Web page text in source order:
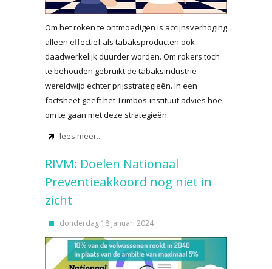
Om het roken te ontmoedigen is accijnsverhoging
alleen effectief als tabaksproducten ook
daadwerkelijk duurder worden. Om rokers toch
te behouden gebruikt de tabaksindustrie
wereldwijd echter prijsstrategieën. In een
factsheet geeft het Trimbos-instituut advies hoe
om te gaan met deze strategieën.
lees meer...
RIVM: Doelen Nationaal
Preventieakkoord nog niet in
zicht
donderdag 18 januari 2024